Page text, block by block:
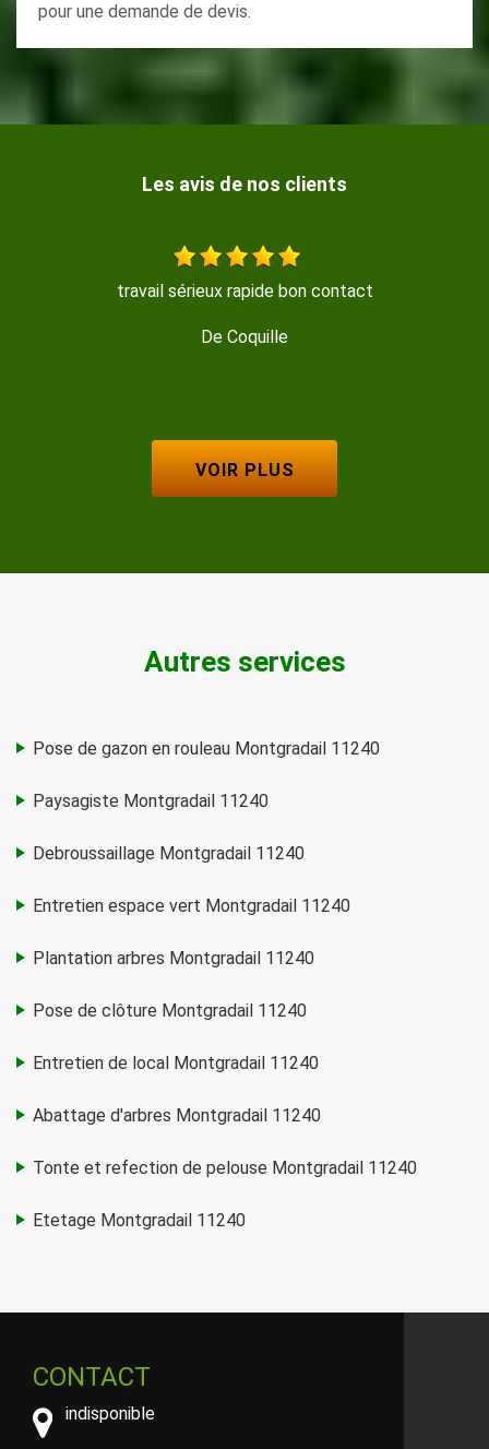
pour une demande de devis.
Les avis de nos clients
Travail soigné , trés propre , disponible et
De GERMINAL
VOIR PLUS
Autres services
Pose de gazon en rouleau Montgradail 11240
Paysagiste Montgradail 11240
Debroussaillage Montgradail 11240
Entretien espace vert Montgradail 11240
Plantation arbres Montgradail 11240
Pose de clôture Montgradail 11240
Entretien de local Montgradail 11240
Abattage d'arbres Montgradail 11240
Tonte et refection de pelouse Montgradail 11240
Etetage Montgradail 11240
CONTACT
indisponible